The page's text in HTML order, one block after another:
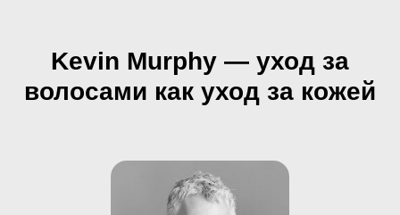
Kevin Murphy — уход за
волосами как уход за кожей